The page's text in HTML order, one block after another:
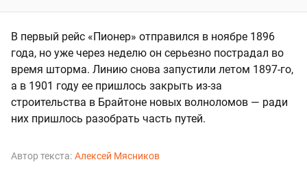
В первый рейс «Пионер» отправился в ноябре 1896
года, но уже через неделю он серьезно пострадал во
время шторма. Линию снова запустили летом 1897-го,
а в 1901 году ее пришлось закрыть из-за
строительства в Брайтоне новых волноломов — ради
них пришлось разобрать часть путей.
Автор текста: Алексей Мясников